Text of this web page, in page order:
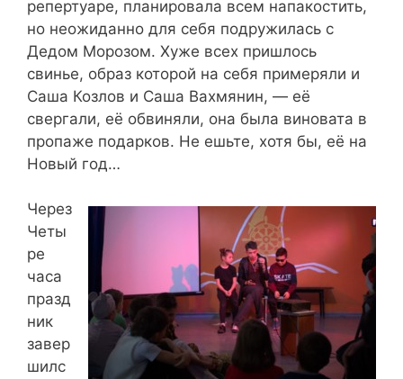
репертуаре, планировала всем напакостить,
но неожиданно для себя подружилась с
Дедом Морозом. Хуже всех пришлось
свинье, образ которой на себя примеряли и
Саша Козлов и Саша Вахмянин, — её
свергали, её обвиняли, она была виновата в
пропаже подарков. Не ешьте, хотя бы, её на
Новый год…
Через
Четы
ре
часа
празд
ник
завер
шилс